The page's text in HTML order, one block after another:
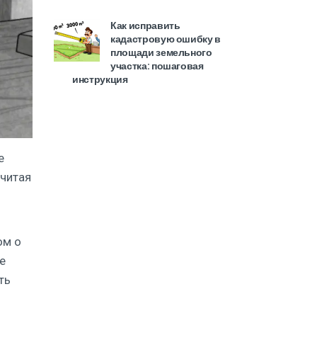
о
Как исправить
кадастровую ошибку в
площади земельного
участка: пошаговая
инструкция